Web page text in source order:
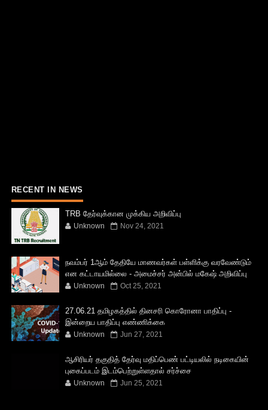
RECENT IN NEWS
TRB தேர்வுக்கான முக்கிய அறிவிப்பு
Unknown Nov 24, 2021
நவம்பர் 1ஆம் தேதியே மாணவர்கள் பள்ளிக்கு வரவேண்டும்
என கட்டாயமில்லை - அமைச்சர் அன்பில் மகேஷ் அறிவிப்பு
Unknown Oct 25, 2021
27.06.21 தமிழகத்தில் தினசரி கொரோனா பாதிப்பு -
இன்றைய பாதிப்பு எண்ணிக்கை
Unknown Jun 27, 2021
ஆசிரியர் தகுதித் தேர்வு மதிப்பெண் பட்டியலில் நடிகையின்
புகைப்படம் இடம்பெற்றுள்ளதால் சர்ச்சை
Unknown Jun 25, 2021